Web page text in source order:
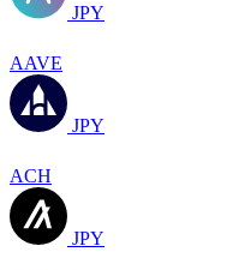
JPY
AAVE
JPY
ACH
JPY